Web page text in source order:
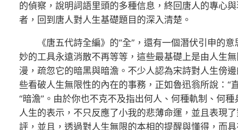
的偵察，說明詞語里頭的多種信息，終回唐人的專心
者，回到唐人對人生基礎題目的深入清楚。
《唐五代詩全編》的“全”，還有一個潛伏引申的
妙的工具永遠消散不再等等，這些最基礎上是由人生
漫，疏忽它的暗黑與暗澹。不少人認為宋詩對人生傍
些看破人生無限性的內在的事務，正如魯迅翁所說：
“暗澹”。由於你也不克不及指出何人、何種軌制、何
人生的表示，不只反應了小我的悲薄命運，並且表現
評，並且，透過對人生無限的本相的提醒與懂得，而